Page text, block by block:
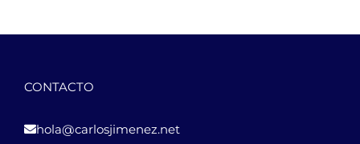
CONTACTO
hola@carlosjimenez.net